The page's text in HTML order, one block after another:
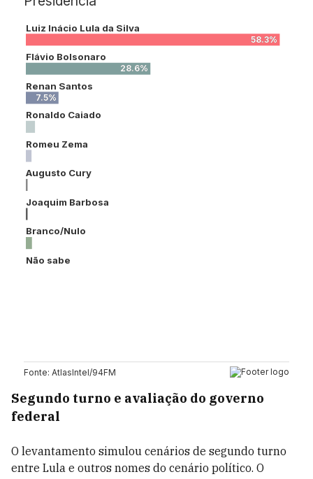
Segundo turno e avaliação do governo
federal
O levantamento simulou cenários de segundo turno
entre Lula e outros nomes do cenário político. O